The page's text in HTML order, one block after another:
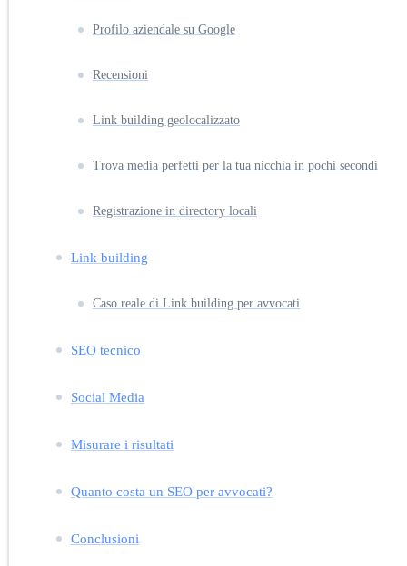
Profilo aziendale su Google
Recensioni
Link building geolocalizzato
Trova media perfetti per la tua nicchia in pochi secondi
Registrazione in directory locali
Link building
Caso reale di Link building per avvocati
SEO tecnico
Social Media
Misurare i risultati
Quanto costa un SEO per avvocati?
Conclusioni